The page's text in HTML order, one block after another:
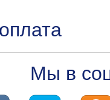
Мы в